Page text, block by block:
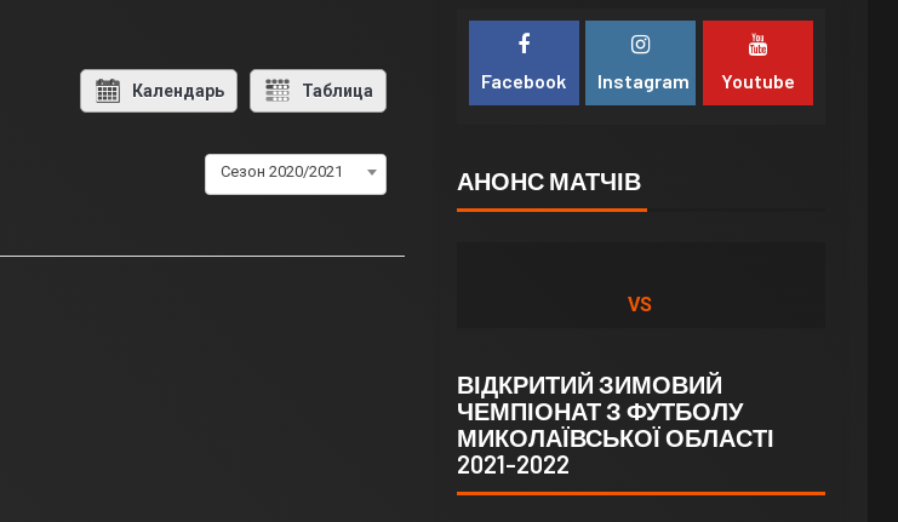
Календарь Таблица
Сезон 2020/2021
Facebook Instagram Youtube
АНОНС МАТЧІВ
VS
ВІДКРИТИЙ ЗИМОВИЙ
ЧЕМПІОНАТ З ФУТБОЛУ
МИКОЛАЇВСЬКОЇ ОБЛАСТІ
2021-2022